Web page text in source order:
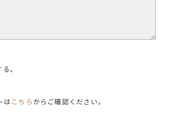
。
は こちら からご確認ください。